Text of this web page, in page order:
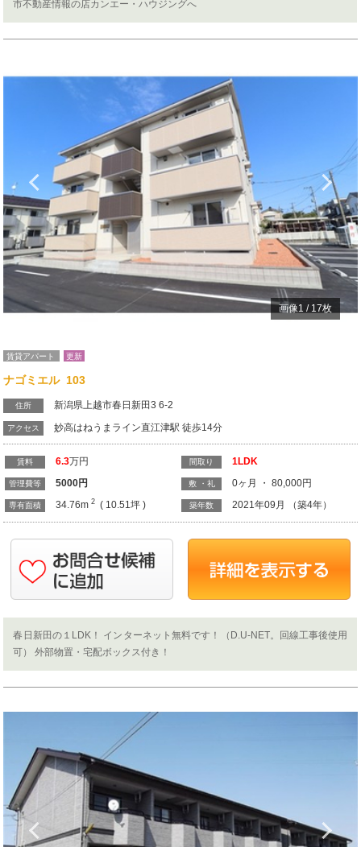
市不動産情報の店カンエー・ハウジングへ
Previous
画像1 / 17枚
賃貸アパート 更新
ナゴミエル 103
住所 新潟県上越市春日新田3 6-2
アクセス 妙高はねうまライン直江津駅 徒歩14分
賃料 6.3万円
管理費等 5000円
専有面積 34.76m 2( 10.51坪 )
間取り 1LDK
敷 ・礼 0ヶ月 ・ 80,000円
築年数 2021年09月 （築4年）
春日新田の１LDK！ インターネット無料です！（D.U-NET。回線工事後使用
可） 外部物置・宅配ボックス付き！
Previous